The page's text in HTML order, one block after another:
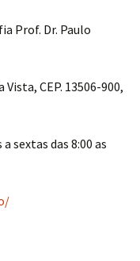
Prof. Dr. Paulo
Vista, CEP. 13506-900,
sextas das 8:00 as